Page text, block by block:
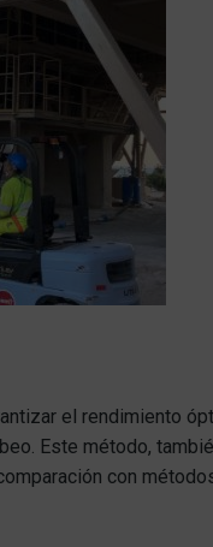
el rendimiento
Este método,
con